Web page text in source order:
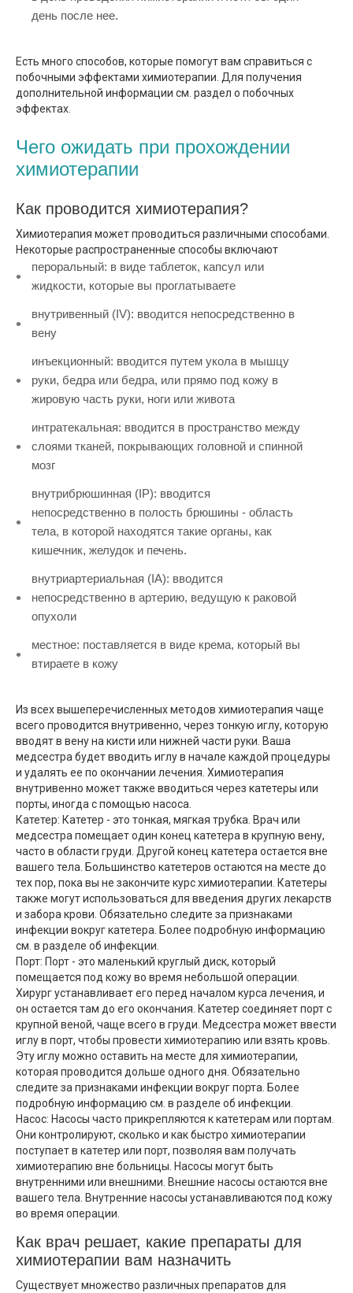
день после нее.
Есть много способов, которые помогут вам справиться с
побочными эффектами химиотерапии. Для получения
дополнительной информации см. раздел о побочных
эффектах.
Чего ожидать при прохождении
химиотерапии
Как проводится химиотерапия?
Химиотерапия может проводиться различными способами.
Некоторые распространенные способы включают
пероральный: в виде таблеток, капсул или
жидкости, которые вы проглатываете
внутривенный (IV): вводится непосредственно в
вену
инъекционный: вводится путем укола в мышцу
руки, бедра или бедра, или прямо под кожу в
жировую часть руки, ноги или живота
интратекальная: вводится в пространство между
слоями тканей, покрывающих головной и спинной
мозг
внутрибрюшинная (IP): вводится
непосредственно в полость брюшины - область
тела, в которой находятся такие органы, как
кишечник, желудок и печень.
внутриартериальная (IA): вводится
непосредственно в артерию, ведущую к раковой
опухоли
местное: поставляется в виде крема, который вы
втираете в кожу
Из всех вышеперечисленных методов химиотерапия чаще
всего проводится внутривенно, через тонкую иглу, которую
вводят в вену на кисти или нижней части руки. Ваша
медсестра будет вводить иглу в начале каждой процедуры
и удалять ее по окончании лечения. Химиотерапия
внутривенно может также вводиться через катетеры или
порты, иногда с помощью насоса.
Катетер: Катетер - это тонкая, мягкая трубка. Врач или
медсестра помещает один конец катетера в крупную вену,
часто в области груди. Другой конец катетера остается вне
вашего тела. Большинство катетеров остаются на месте до
тех пор, пока вы не закончите курс химиотерапии. Катетеры
также могут использоваться для введения других лекарств
и забора крови. Обязательно следите за признаками
инфекции вокруг катетера. Более подробную информацию
см. в разделе об инфекции.
Порт: Порт - это маленький круглый диск, который
помещается под кожу во время небольшой операции.
Хирург устанавливает его перед началом курса лечения, и
он остается там до его окончания. Катетер соединяет порт с
крупной веной, чаще всего в груди. Медсестра может ввести
иглу в порт, чтобы провести химиотерапию или взять кровь.
Эту иглу можно оставить на месте для химиотерапии,
которая проводится дольше одного дня. Обязательно
следите за признаками инфекции вокруг порта. Более
подробную информацию см. в разделе об инфекции.
Насос: Насосы часто прикрепляются к катетерам или портам.
Они контролируют, сколько и как быстро химиотерапии
поступает в катетер или порт, позволяя вам получать
химиотерапию вне больницы. Насосы могут быть
внутренними или внешними. Внешние насосы остаются вне
вашего тела. Внутренние насосы устанавливаются под кожу
во время операции.
Как врач решает, какие препараты для
химиотерапии вам назначить
Существует множество различных препаратов для